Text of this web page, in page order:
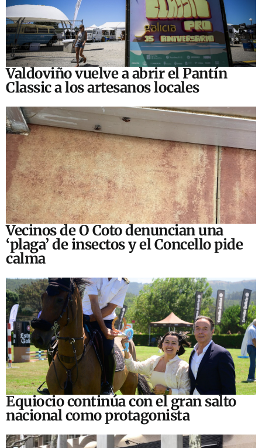
Valdoviño vuelve a abrir el Pantín
Classic a los artesanos locales
Vecinos de O Coto denuncian una
‘plaga’ de insectos y el Concello pide
calma
Equiocio continúa con el gran salto
nacional como protagonista